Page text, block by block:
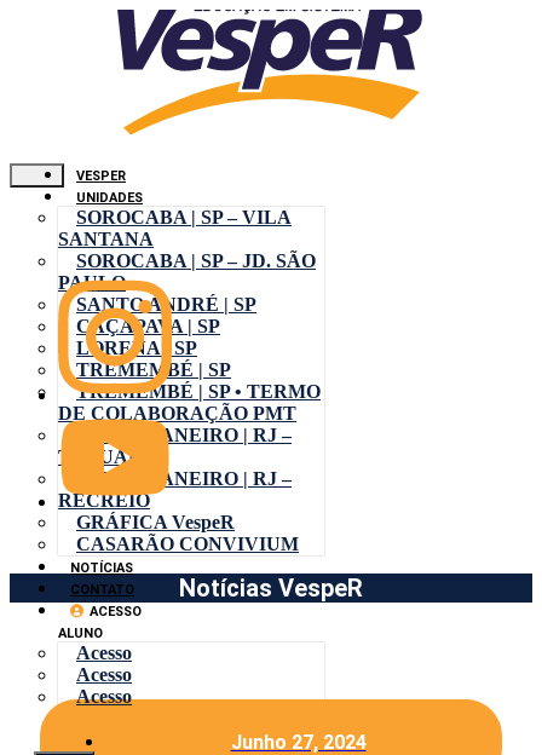
VESPER
UNIDADES
SOROCABA | SP – VILA
SANTANA
SOROCABA | SP – JD. SÃO
PAULO
SANTO ANDRÉ | SP
CAÇAPAVA | SP
LORENA | SP
TREMEMBÉ | SP
TREMEMBÉ | SP • TERMO
DE COLABORAÇÃO PMT
RIO DE JANEIRO | RJ –
TAQUARA
RIO DE JANEIRO | RJ –
RECREIO
GRÁFICA VespeR
CASARÃO CONVIVIUM
NOTÍCIAS
CONTATO
ACESSO
ALUNO
Acesso
Acesso
Acesso
Notícias VespeR
Junho 27, 2024